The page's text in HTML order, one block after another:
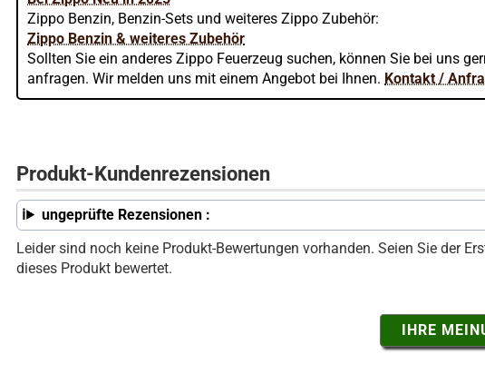
Zippo Benzin, Benzin-Sets und weiteres Zippo Zubehör:
Zippo Benzin & weiteres Zubehör
Sollten Sie ein anderes Zippo Feuerzeug suchen, können Sie bei uns
anfragen. Wir melden uns mit einem Angebot bei Ihnen. Kontakt /
Produkt-Kundenrezensionen
ungeprüfte Rezensionen :
Leider sind noch keine Produkt-Bewertungen vorhanden. Seien Sie der
dieses Produkt bewertet.
IHRE